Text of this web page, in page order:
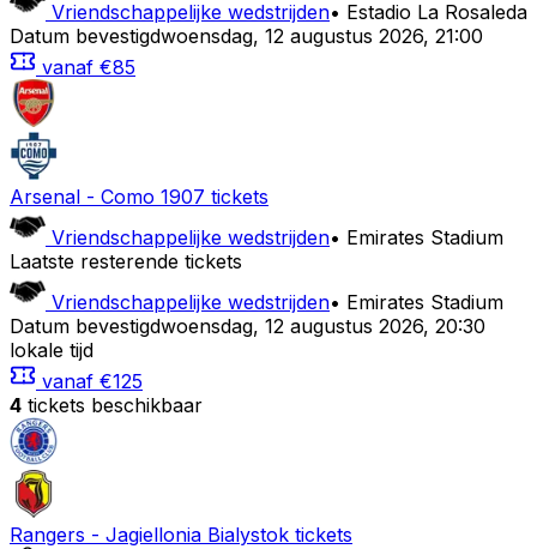
Vriendschappelijke wedstrijden• Estadio La Rosaleda
Datum bevestigdwoensdag, 12 augustus 2026, 21:00
vanaf €85
Arsenal - Como 1907 tickets
Vriendschappelijke wedstrijden• Emirates Stadium
Laatste resterende tickets
Vriendschappelijke wedstrijden• Emirates Stadium
Datum bevestigdwoensdag, 12 augustus 2026, 20:30
lokale tijd
vanaf €125
4 tickets beschikbaar
Rangers - Jagiellonia Bialystok tickets